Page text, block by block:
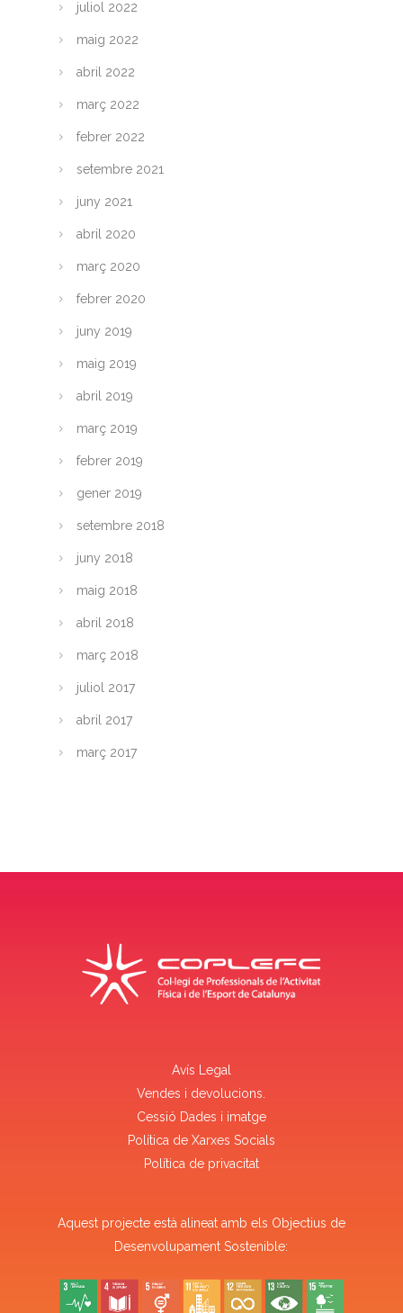
juliol 2022
maig 2022
abril 2022
març 2022
febrer 2022
setembre 2021
juny 2021
abril 2020
març 2020
febrer 2020
juny 2019
maig 2019
abril 2019
març 2019
febrer 2019
gener 2019
setembre 2018
juny 2018
maig 2018
abril 2018
març 2018
juliol 2017
abril 2017
març 2017
Avís Legal
Vendes i devolucions.
Cessió Dades i imatge
Política de Xarxes Socials
Política de privacitat
Aquest projecte està alineat amb els Objectius de
Desenvolupament Sostenible: